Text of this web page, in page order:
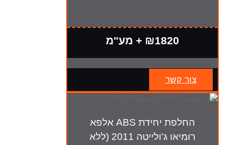
₪1820 + מע"מ
צור קשר
החלפת יחידת ABS אלפא
רומיאו ג'ולייטה 2011 (ללא